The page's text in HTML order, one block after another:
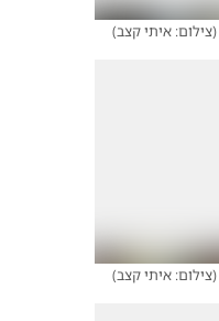
(צילום: איתי קצב)
(צילום: איתי קצב)